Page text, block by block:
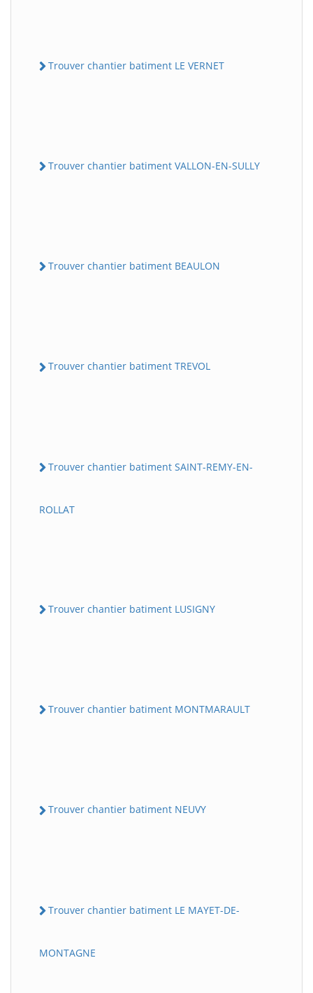
Trouver chantier batiment LE VERNET
Trouver chantier batiment VALLON-EN-SULLY
Trouver chantier batiment BEAULON
Trouver chantier batiment TREVOL
Trouver chantier batiment SAINT-REMY-EN-
ROLLAT
Trouver chantier batiment LUSIGNY
Trouver chantier batiment MONTMARAULT
Trouver chantier batiment NEUVY
Trouver chantier batiment LE MAYET-DE-
MONTAGNE